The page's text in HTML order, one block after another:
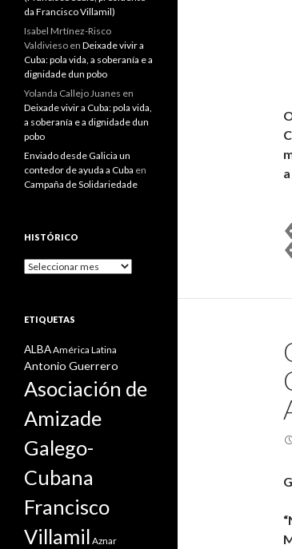
da Francisco Villamil)
Isabel Mrtínez-Risco
Valdivieso en Deixade vivir a
Cuba: pola vida, a soberanía e a
dignidade dun pobo
Yolanda Callejo Juanes en
Deixade vivir a Cuba: pola vida,
a soberanía e a dignidade dun
pobo
Enviado desde Galicia un
contedor de ayuda a Cuba en
Campaña de Solidariedade
HISTÓRICO
Histórico
ETIQUETAS
ALBAAmérica Latina
Antonio Guerrero
Asociación de
Amizade
Galego-
Cubana
Francisco
Villamil Aznar